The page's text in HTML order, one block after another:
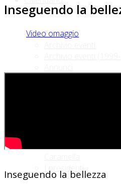
Eventi
Inseguendo la
Video omaggio
Inseguendo la bellezza